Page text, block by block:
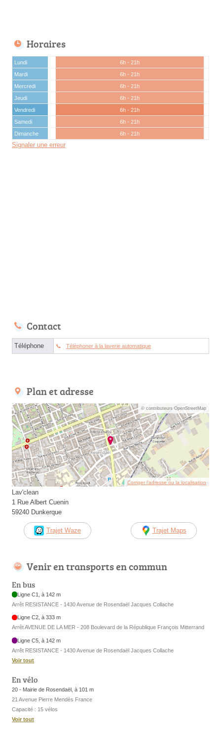
Horaires
Lundi
6h - 21h
Mardi
6h - 21h
Mercredi
6h - 21h
Jeudi
6h - 21h
Vendredi
6h - 21h
Samedi
6h - 21h
Dimanche
6h - 21h
Signaler une erreur
Contact
Téléphone Téléphoner à la laverie automatique
Plan et adresse
© contributeurs OpenStreetMap
Corriger l’adresse ou la localisation
Lav'clean
1 Rue Albert Cuenin
59240 Dunkerque
Trajet Waze Trajet Maps
Venir en transports en commun
En bus
Ligne C1, à 142 m
Arrêt RESISTANCE - 1430 Avenue de Rosendaël Jacques Collache
Ligne C2, à 333 m
Arrêt AVENUE DE LA MER - 208 Boulevard de la République François Mitterrand
Ligne C5, à 142 m
Arrêt RESISTANCE - 1430 Avenue de Rosendaël Jacques Collache
Voir tout
En vélo
20 - Mairie de Rosendaël, à 101 m
21 Avenue Pierre Mendès France
Capacité : 15 vélos
Voir tout